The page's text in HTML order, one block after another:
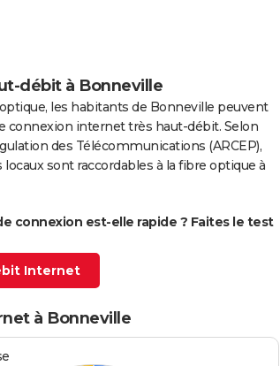
débit à Bonneville
les habitants de Bonneville peuvent
connexion internet très haut-débit. Selon
des Télécommunications (ARCEP),
locaux sont raccordables à la fibre optique à
connexion est-elle rapide ? Faites le test
Internet
à Bonneville